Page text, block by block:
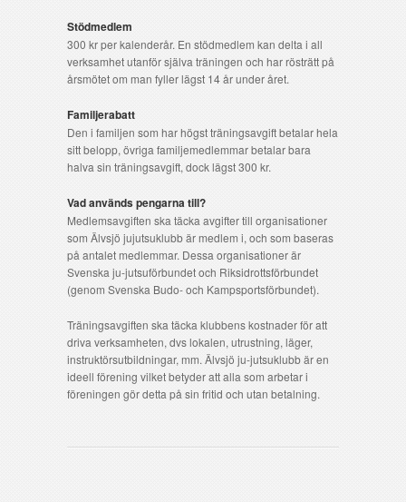
Stödmedlem
300 kr per kalenderår. En stödmedlem kan delta i all
verksamhet utanför själva träningen och har rösträtt på
årsmötet om man fyller lägst 14 år under året.
Familjerabatt
Den i familjen som har högst träningsavgift betalar hela
sitt belopp, övriga familjemedlemmar betalar bara
halva sin träningsavgift, dock lägst 300 kr.
Vad används pengarna till?
Medlemsavgiften ska täcka avgifter till organisationer
som Älvsjö jujutsuklubb är medlem i, och som baseras
på antalet medlemmar. Dessa organisationer är
Svenska ju-jutsuförbundet och Riksidrottsförbundet
(genom Svenska Budo- och Kampsportsförbundet).
Träningsavgiften ska täcka klubbens kostnader för att
driva verksamheten, dvs lokalen, utrustning, läger,
instruktörsutbildningar, mm. Älvsjö ju-jutsuklubb är en
ideell förening vilket betyder att alla som arbetar i
föreningen gör detta på sin fritid och utan betalning.